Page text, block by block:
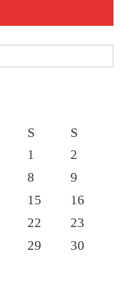
S
S
1
2
8
9
15
16
22
23
29
30